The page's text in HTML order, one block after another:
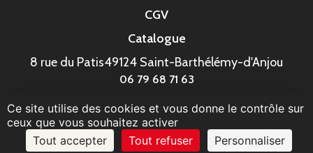
CGV
Catalogue
8 rue du Patis49124 Saint-Barthélémy-d'Anjou
06 79 68 71 63
© MonaGraphic 2023
Ce site utilise des cookies et vous donne le contrôle sur
ceux que vous souhaitez activer
Tout accepter
Tout refuser Personnaliser